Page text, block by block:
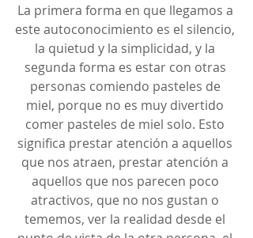
La primera forma en que llegamos a
este autoconocimiento es el silencio,
la quietud y la simplicidad, y la
segunda forma es estar con otras
personas comiendo pasteles de
miel, porque no es muy divertido
comer pasteles de miel solo. Esto
significa prestar atención a aquellos
que nos atraen, prestar atención a
aquellos que nos parecen poco
atractivos, que no nos gustan o
tememos, ver la realidad desde el